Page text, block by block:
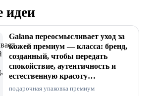
идеи
Galana переосмысливает уход за
кожей премиум — класса: бренд,
созданный, чтобы передать
спокойствие, аутентичность и
естественную красоту…
подарочная упаковка премиум